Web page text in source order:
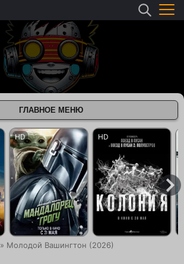
» Молодой Вашингтон (2026)
ГЛАВНОЕ МЕНЮ